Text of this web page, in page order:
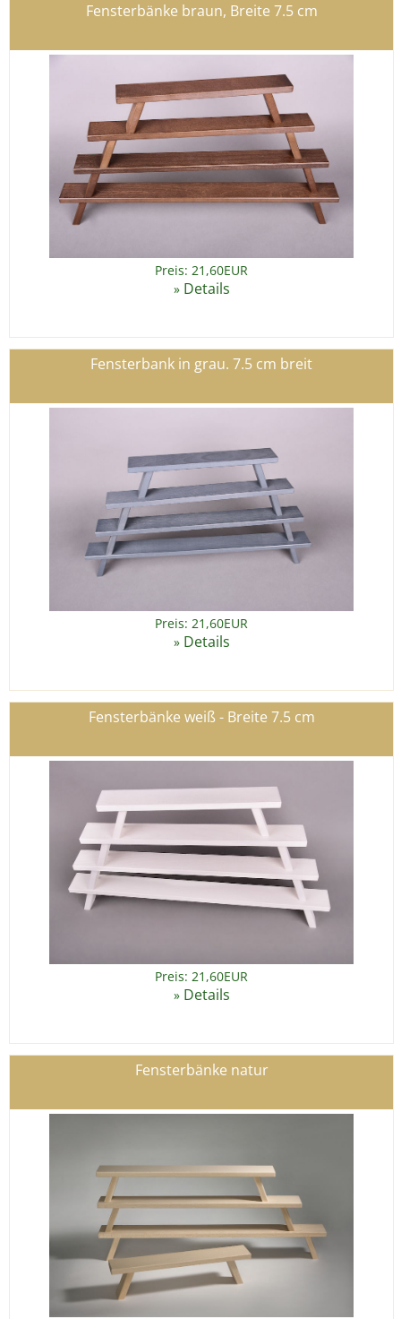
Fensterbänke braun, Breite 7.5 cm
Preis: 21,60EUR
» Details
Fensterbank in grau. 7.5 cm breit
Preis: 21,60EUR
» Details
Fensterbänke weiß - Breite 7.5 cm
Preis: 21,60EUR
» Details
Fensterbänke natur